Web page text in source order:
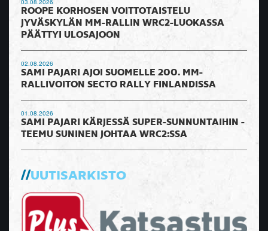
ROOPE KORHOSEN VOITTOTAISTELU
JYVÄSKYLÄN MM-RALLIN WRC2-LUOKASSA
PÄÄTTYI ULOSAJOON
02.08.2026
SAMI PAJARI AJOI SUOMELLE 200. MM-
RALLIVOITON SECTO RALLY FINLANDISSA
01.08.2026
SAMI PAJARI KÄRJESSÄ SUPER-SUNNUNTAIHIN -
TEEMU SUNINEN JOHTAA WRC2:SSA
UUTISARKISTO